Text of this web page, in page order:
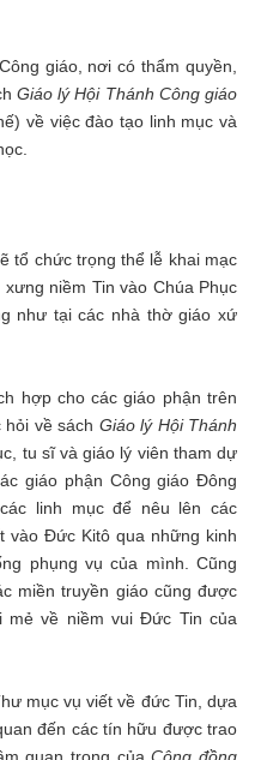
giáo, nơi có thẩm quyền,
Giáo lý Hội Thánh Công giáo
về việc đào tạo linh mục và
tổ chức trọng thể lễ khai mạc
xưng niềm Tin vào Chúa Phục
như tại các nhà thờ giáo xứ
hợp cho các giáo phận trên
về sách Giáo lý Hội Thánh
tu sĩ và giáo lý viên tham dự
giáo phận Công giáo Đông
linh mục để nêu lên các
vào Đức Kitô qua những kinh
phụng vụ của mình. Cũng
miền truyền giáo cũng được
về niềm vui Đức Tin của
mục vụ viết về đức Tin, dựa
đến các tín hữu được trao